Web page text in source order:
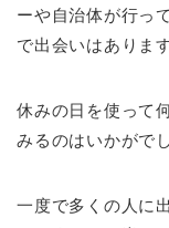
ーや自治体が行っ
で出会いはあります
休みの日を使って
みるのはいかがで
一度で多くの人に